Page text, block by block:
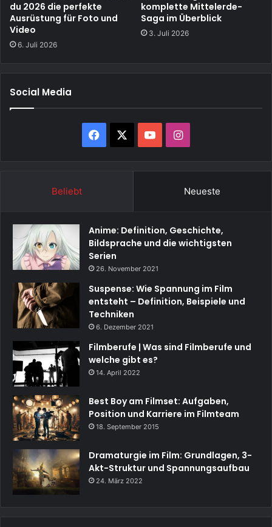
du 2026 die perfekte
Ausrüstung für Foto und
Video
6. Juli 2026
komplette Mittelerde-
Saga im Überblick
3. Juli 2026
Social Media
Facebook YouTubeInstagram
Beliebt Neueste
Anime: Definition, Geschichte,
Bildsprache und die wichtigsten
Serien
26. November 2021
Suspense: Wie Spannung im Film
entsteht – Definition, Beispiele und
Techniken
6. Dezember 2021
Filmberufe | Was sind Filmberufe und
welche gibt es?
14. April 2022
Best Boy am Filmset: Aufgaben,
Position und Karriere im Filmteam
18. September 2015
Dramaturgie im Film: Grundlagen, 3-
Akt-Struktur und Spannungsaufbau
24. März 2022